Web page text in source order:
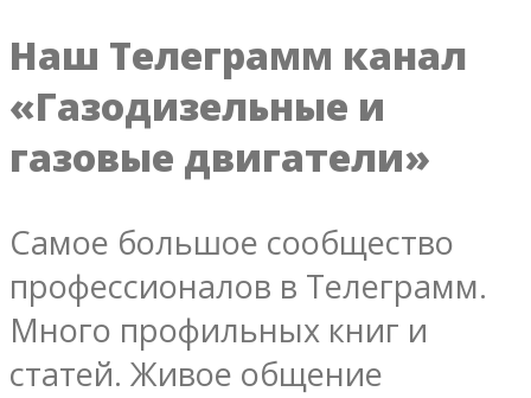
Наш Телеграмм канал
«Газодизельные и
газовые двигатели»
Самое большое сообщество
профессионалов в Телеграмм.
Много профильных книг и
статей. Живое общение